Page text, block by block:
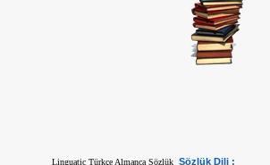
Linguatic Türkçe Almanca Sözlük Sözlük Dili :